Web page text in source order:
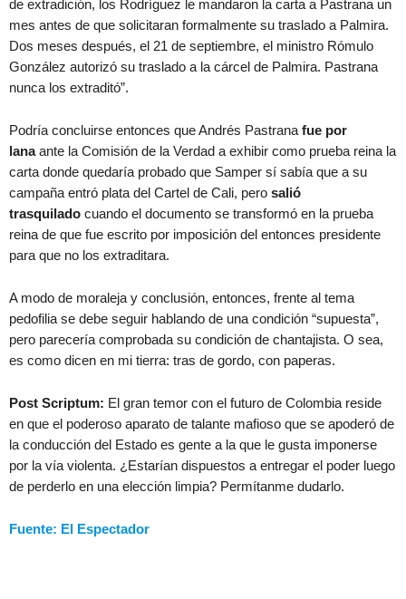
de extradición, los Rodríguez le mandaron la carta a Pastrana un
mes antes de que solicitaran formalmente su traslado a Palmira.
Dos meses después, el 21 de septiembre, el ministro Rómulo
González autorizó su traslado a la cárcel de Palmira. Pastrana
nunca los extraditó”.
Podría concluirse entonces que Andrés Pastrana fue por
lanaante la Comisión de la Verdad a exhibir como prueba reina la
carta donde quedaría probado que Samper sí sabía que a su
campaña entró plata del Cartel de Cali, pero salió
trasquilado cuando el documento se transformó en la prueba
reina de que fue escrito por imposición del entonces presidente
para que no los extraditara.
A modo de moraleja y conclusión, entonces, frente al tema
pedofilia se debe seguir hablando de una condición “supuesta”,
pero parecería comprobada su condición de chantajista. O sea,
es como dicen en mi tierra: tras de gordo, con paperas.
Post Scriptum: El gran temor con el futuro de Colombia reside
en que el poderoso aparato de talante mafioso que se apoderó de
la conducción del Estado es gente a la que le gusta imponerse
por la vía violenta. ¿Estarían dispuestos a entregar el poder luego
de perderlo en una elección limpia? Permítanme dudarlo.
Fuente: El Espectador